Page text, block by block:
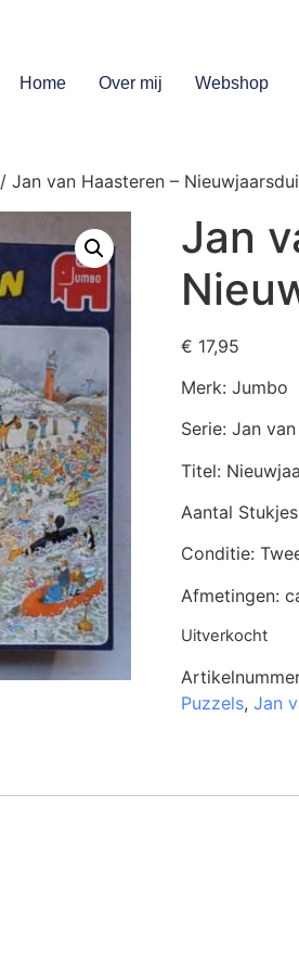
Home Over mij Webshop
/ Jan van Haasteren –
Jan
€ 17,95
Merk: Jumbo
Serie: Jan
Titel:
Aantal
Conditie:
Afmetingen:
Uitverkocht
Puzzels, Jan